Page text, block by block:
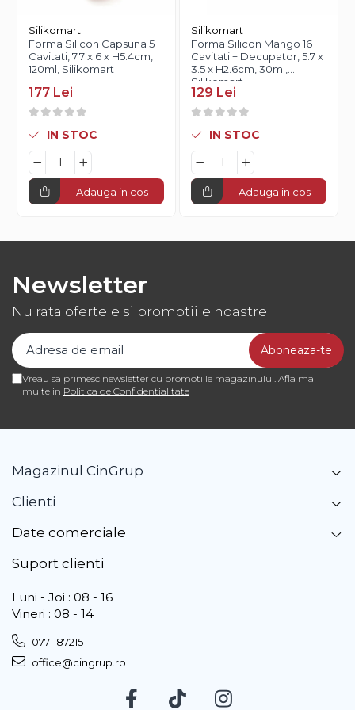
Silikomart
Forma Silicon Capsuna 5
Cavitati, 7.7 x 6 x H5.4cm,
120ml, Silikomart
177 Lei
IN STOC
Adauga in cos
Silikomart
Forma Silicon Mango 16
Cavitati + Decupator, 5.7 x
3.5 x H2.6cm, 30ml,
Silikomart
129 Lei
IN STOC
Adauga in cos
Newsletter
Nu rata ofertele si promotiile noastre
Vreau sa primesc newsletter cu promotiile magazinului. Afla mai
multe in Politica de Confidentialitate
Magazinul CinGrup
Clienti
Date comerciale
Suport clienti
Luni - Joi : 08 - 16
Vineri : 08 - 14
0771187215
office@cingrup.ro